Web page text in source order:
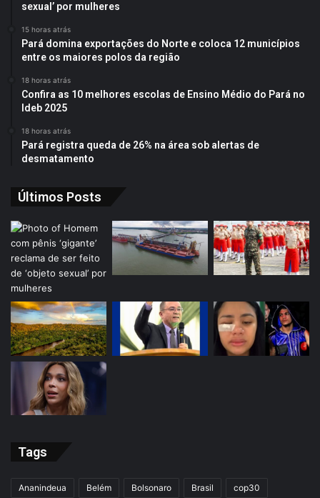
sexual’ por mulheres
15 horas atrás
Pará domina exportações do Norte e coloca 12 municípios
entre os maiores polos da região
18 horas atrás
Confira as 10 melhores escolas de Ensino Médio do Pará no
Ideb 2025
18 horas atrás
Pará registra queda de 26% na área sob alertas de
desmatamento
Últimos Posts
Tags
Ananindeua Belém Bolsonaro Brasil cop30